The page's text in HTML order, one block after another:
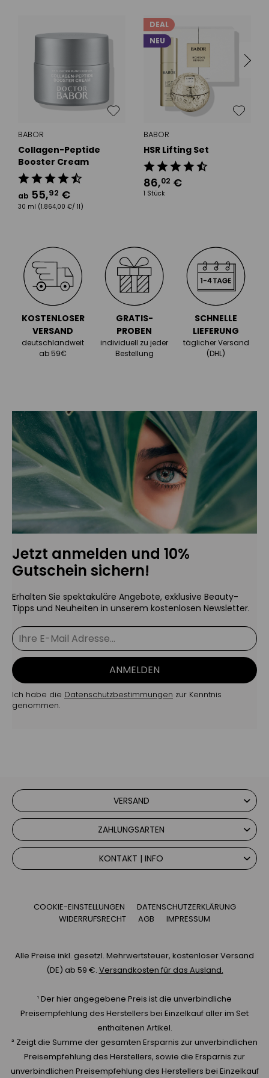
BABOR
Collagen-Peptide
Booster Cream
ab 55,92 €
30 ml (1.864,00 €/ 1l)
DEAL
NEU
BABOR
HSR Lifting Set
86,02 €
1 Stück
KOSTENLOSER
VERSAND
deutschlandweit
ab 59€
GRATIS-
PROBEN
individuell zu jeder
Bestellung
SCHNELLE
LIEFERUNG
täglicher Versand
(DHL)
Jetzt anmelden und 10%
Gutschein sichern!
Erhalten Sie spektakuläre Angebote, exklusive Beauty-
Tipps und Neuheiten in unserem kostenlosen Newsletter.
ANMELDEN
Ich habe die Datenschutzbestimmungen zur Kenntnis
genommen.
VERSAND
ZAHLUNGSARTEN
KONTAKT | INFO
COOKIE-EINSTELLUNGEN
DATENSCHUTZERKLÄRUNG
WIDERRUFSRECHT
AGB IMPRESSUM
Alle Preise inkl. gesetzl. Mehrwertsteuer, kostenloser Versand
(DE) ab 59 €. Versandkosten für das Ausland.
¹ Der hier angegebene Preis ist die unverbindliche
Preisempfehlung des Herstellers bei Einzelkauf aller im Set
enthaltenen Artikel.
² Zeigt die Summe der gesamten Ersparnis zur unverbindlichen
Preisempfehlung des Herstellers, sowie die Ersparnis zur
unverbindlichen Preisempfehlung des Herstellers bei Einzelkauf